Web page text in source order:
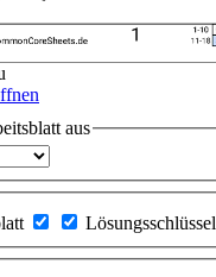
aus
Lösungsschlüssel